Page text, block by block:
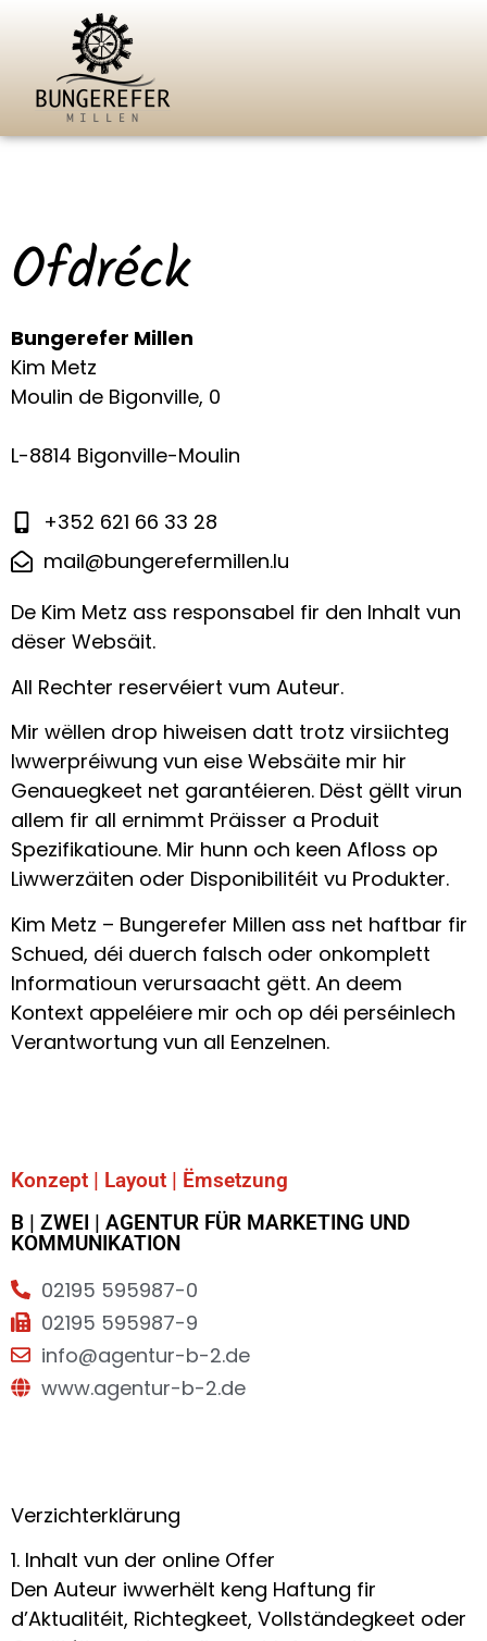
Ofdréck
Bungerefer Millen
Kim Metz
Moulin de Bigonville, 0
L-8814 Bigonville-Moulin
+352 621 66 33 28
mail@bungerefermillen.lu
De Kim Metz ass responsabel fir den Inhalt vun
dëser Websäit.
All Rechter reservéiert vum Auteur.
Mir wëllen drop hiweisen datt trotz virsiichteg
Iwwerpréiwung vun eise Websäite mir hir
Genauegkeet net garantéieren. Dëst gëllt virun
allem fir all ernimmt Präisser a Produit
Spezifikatioune. Mir hunn och keen Afloss op
Liwwerzäiten oder Disponibilitéit vu Produkter.
Kim Metz – Bungerefer Millen ass net haftbar fir
Schued, déi duerch falsch oder onkomplett
Informatioun verursaacht gëtt. An deem
Kontext appeléiere mir och op déi perséinlech
Verantwortung vun all Eenzelnen.
Konzept | Layout | Ëmsetzung
B | ZWEI | AGENTUR FÜR MARKETING UND
KOMMUNIKATION
02195 595987-0
02195 595987-9
info@agentur-b-2.de
www.agentur-b-2.de
Verzichterklärung
1. Inhalt vun der online Offer
Den Auteur iwwerhëlt keng Haftung fir
d’Aktualitéit, Richtegkeet, Vollständegkeet oder